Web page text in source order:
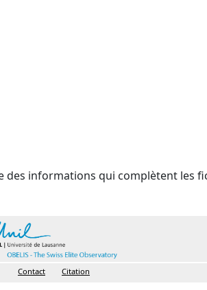
des informations qui complètent les
Contact
Citation